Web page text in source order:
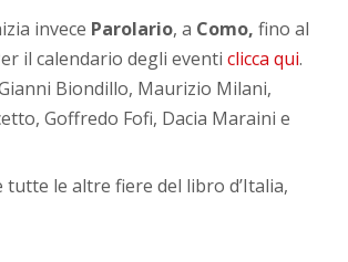
invece Parolario, a Como,fino al
il calendario degli eventiclicca qui.
Biondillo, Maurizio Milani,
Goffredo Fofi, Dacia Maraini e
tutte le altre fiere del libro d’Italia,